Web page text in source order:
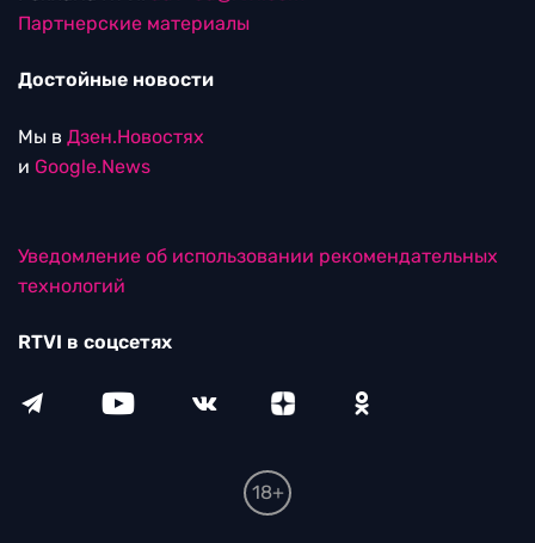
Партнерские материалы
Достойные новости
Мы в Дзен.Новостях
и Google.News
Уведомление об использовании рекомендательных
технологий
RTVI в соцсетях
18+